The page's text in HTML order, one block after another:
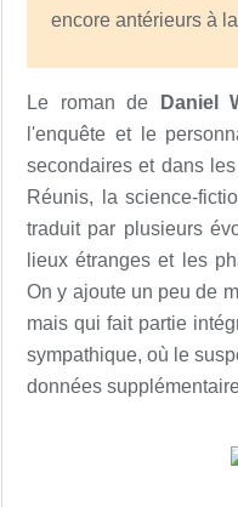
encore antérieurs à
Le roman de Daniel
l'enquête et le
secondaires et dans
Réunis, la science-
traduit par plusieurs
lieux étranges et les
On y ajoute un peu de
mais qui fait partie
sympathique, où le
données